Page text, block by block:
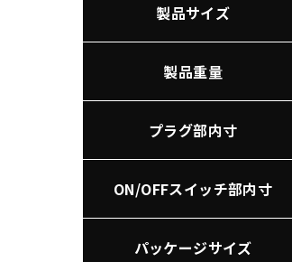
製品サイズ
製品重量
プラグ部内寸
ON/OFFスイッチ部内寸
パッケージサイズ